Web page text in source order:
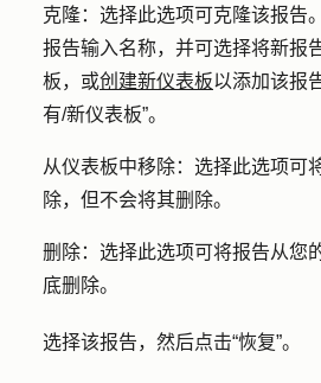
克隆： 选择此选项可克隆该报告
报告输入名称，并可选择将新报
板，或创建新仪表板以添加该报
有/新仪表板”。
从仪表板中移除： 选择此选项可
除，但不会将其删除。
删除： 选择此选项可将报告从您
底删除。
选择该报告，然后点击“恢复”。